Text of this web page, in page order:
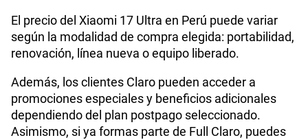
El precio del Xiaomi 17 Ultra en Perú puede variar
según la modalidad de compra elegida: portabilidad,
renovación, línea nueva o equipo liberado.
Además, los clientes Claro pueden acceder a
promociones especiales y beneficios adicionales
dependiendo del plan postpago seleccionado.
Asimismo, si ya formas parte de Full Claro, puedes